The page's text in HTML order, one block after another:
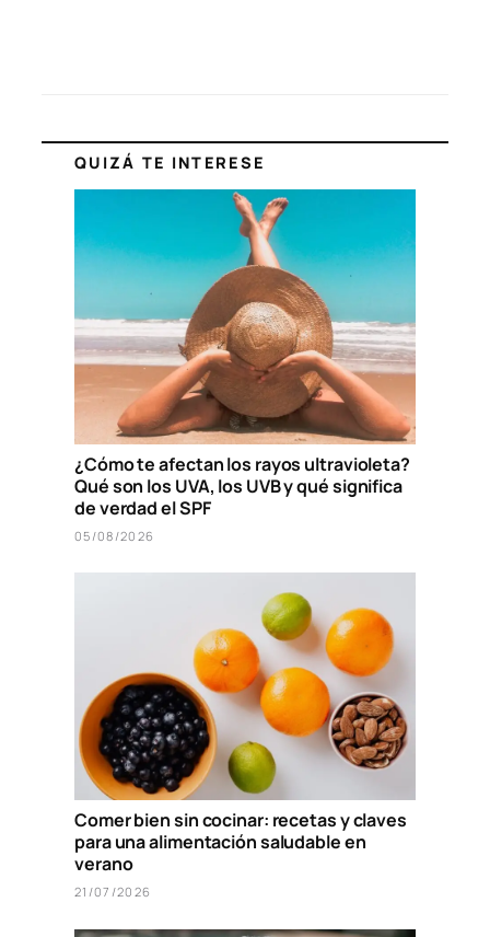
QUIZÁ TE INTERESE
¿Cómo te afectan los rayos ultravioleta?
Qué son los UVA, los UVB y qué significa
de verdad el SPF
05/08/2026
Comer bien sin cocinar: recetas y claves
para una alimentación saludable en
verano
21/07/2026